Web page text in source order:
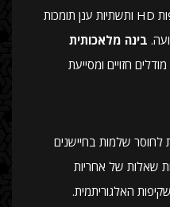
רדאר ומערכות מיקום מדויקת. מפות HD ותשתיות ענן תומכות
בינה מלאכותית
חזויים ומסייעת
לחוסר שלמות בחיישנים
שאלות של אחריות
האלגוריתמית.